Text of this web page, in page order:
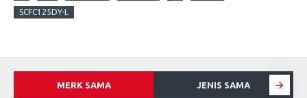
SCFC125DY-L
MERK SAMA JENIS SAMA